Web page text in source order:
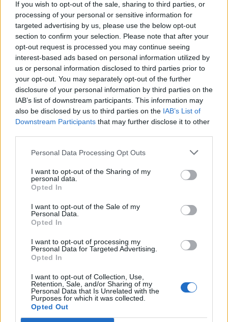
If you wish to opt-out of the sale, sharing to third parties, or
processing of your personal or sensitive information for
targeted advertising by us, please use the below opt-out
section to confirm your selection. Please note that after your
opt-out request is processed you may continue seeing
interest-based ads based on personal information utilized by
us or personal information disclosed to third parties prior to
your opt-out. You may separately opt-out of the further
disclosure of your personal information by third parties on the
IAB’s list of downstream participants. This information may
also be disclosed by us to third parties on the IAB’s List of
Downstream Participants that may further disclose it to other
Personal Data Processing Opt Outs
I want to opt-out of the Sharing of my
personal data.
Opted In
I want to opt-out of the Sale of my
Personal Data.
Opted In
I want to opt-out of processing my
Personal Data for Targeted Advertising.
Opted In
I want to opt-out of Collection, Use,
Retention, Sale, and/or Sharing of my
Personal Data that Is Unrelated with the
Purposes for which it was collected.
Opted Out
ΠΕΡΙΣΣΌΤΕΡΑ ΣΕ ΑΥΤΉ ΤΗΝ ΚΑΤΗΓΟΡΊΑ
Το πόρισμα του
ιατροδικαστή για το
δυστύχημα στην Κάλυμνο
28/11/2017 - 02:00
Επιτροπή Εξοπλισμών:
Εξετάζεται ανάκληση της
συμφωνίας με Σαουδική
ΡΟΗ ΕΙΔΗΣΕΩΝ